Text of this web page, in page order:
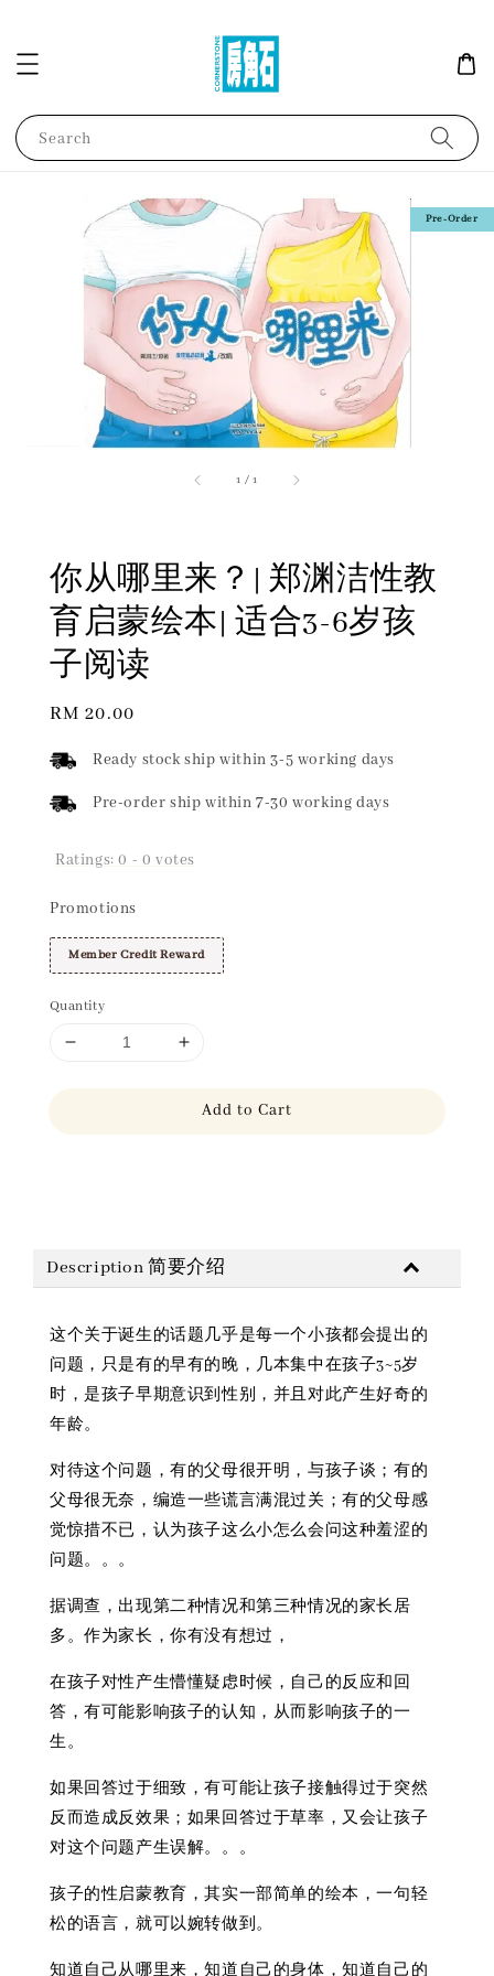
Search
1 /1
Pre-Order
你从哪里来？| 郑渊洁性教
育启蒙绘本| 适合3-6岁孩
子阅读
Regular
RM 20.00
Ready stock ship within 3-5 working days
Pre-order ship within 7-30 working days
Ratings:0 - 0 votes
Promotions
Member Credit Reward
Quantity
Add to Cart
Description 简要介绍
这个关于诞生的话题几乎是每一个小孩都会提出的
问题，只是有的早有的晚，几本集中在孩子3~5岁
时，是孩子早期意识到性别，并且对此产生好奇的
年龄。
对待这个问题，有的父母很开明，与孩子谈；有的
父母很无奈，编造一些谎言满混过关；有的父母感
觉惊措不已，认为孩子这么小怎么会问这种羞涩的
问题。。。
据调查，出现第二种情况和第三种情况的家长居
多。作为家长，你有没有想过，
在孩子对性产生懵懂疑虑时候，自己的反应和回
答，有可能影响孩子的认知，从而影响孩子的一
生。
如果回答过于细致，有可能让孩子接触得过于突然
反而造成反效果；如果回答过于草率，又会让孩子
对这个问题产生误解。。。
孩子的性启蒙教育，其实一部简单的绘本，一句轻
松的语言，就可以婉转做到。
知道自己从哪里来，知道自己的身体，知道自己的